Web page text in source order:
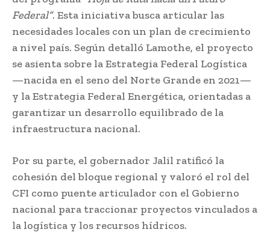
Federal”. Esta iniciativa busca articular las
necesidades locales con un plan de crecimiento
a nivel país. Según detalló Lamothe, el proyecto
se asienta sobre la Estrategia Federal Logística
—nacida en el seno del Norte Grande en 2021—
y la Estrategia Federal Energética, orientadas a
garantizar un desarrollo equilibrado de la
infraestructura nacional.
Por su parte, el gobernador Jalil ratificó la
cohesión del bloque regional y valoró el rol del
CFI como puente articulador con el Gobierno
nacional para traccionar proyectos vinculados a
la logística y los recursos hídricos.